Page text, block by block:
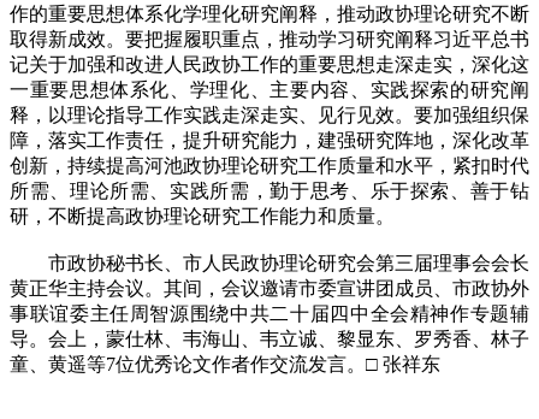
作的重要思想体系化学理化研究阐释，推动政协理论研究不断
取得新成效。要把握履职重点，推动学习研究阐释习近平总书
记关于加强和改进人民政协工作的重要思想走深走实，深化这
一重要思想体系化、学理化、主要内容、实践探索的研究阐
释，以理论指导工作实践走深走实、见行见效。要加强组织保
障，落实工作责任，提升研究能力，建强研究阵地，深化改革
创新，持续提高河池政协理论研究工作质量和水平，紧扣时代
所需、理论所需、实践所需，勤于思考、乐于探索、善于钻
研，不断提高政协理论研究工作能力和质量。
市政协秘书长、市人民政协理论研究会第三届理事会会长
黄正华主持会议。其间，会议邀请市委宣讲团成员、市政协外
事联谊委主任周智源围绕中共二十届四中全会精神作专题辅
导。会上，蒙仕林、韦海山、韦立诚、黎显东、罗秀香、林子
童、黄遥等7位优秀论文作者作交流发言。□ 张祥东